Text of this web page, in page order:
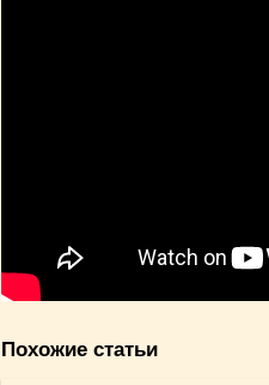
Похожие статьи